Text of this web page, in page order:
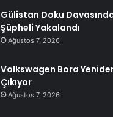
Gülistan Doku
Şüpheli Yakalandı
Ağustos 7, 2026
Volkswagen Bora
Çıkıyor
Ağustos 7, 2026